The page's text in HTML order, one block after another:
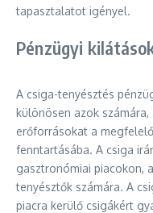
tapasztalatot igényel.
Pénzügyi
A csiga-tenyésztés
különösen azok
erőforrásokat a
fenntartásába. A csiga
gasztronómiai piacokon,
tenyésztők számára. A
piacra kerülő csigákért